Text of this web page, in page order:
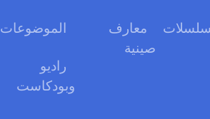
معارف
صينية
الموضوعات
راديو
وبودكاست